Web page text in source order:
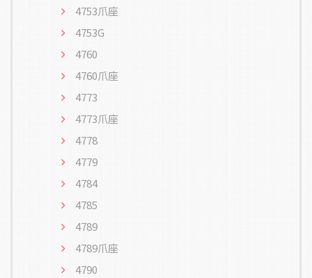
4753爪座
4753G
4760
4760爪座
4773
4773爪座
4778
4779
4784
4785
4789
4789爪座
4790